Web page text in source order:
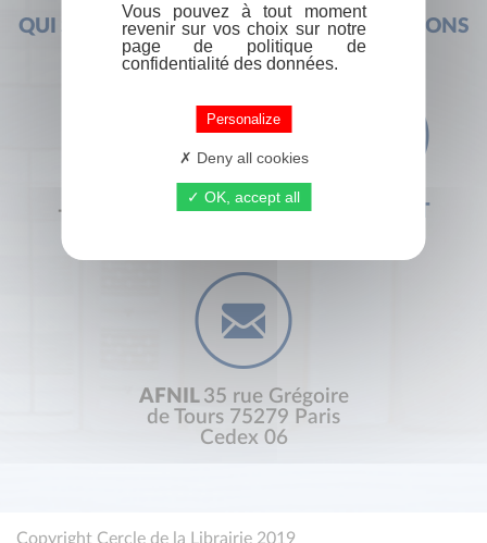
QUI SOMMES-NOUS ?FOIRE AUX QUESTIONS
+33 (0) 1 44 41 29 19 CONTACT
AFNIL 35 rue Grégoire
de Tours 75279 Paris
Cedex 06
Copyright Cercle de la Librairie 2019
Vous pouvez à tout moment
revenir sur vos choix sur notre
page de politique de
confidentialité des données.
Personalize
Deny all cookies
OK, accept all